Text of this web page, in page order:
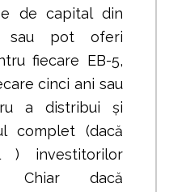
de capital din
sau pot oferi
fiecare EB-5,
cinci ani sau
a distribui și
complet (dacă
) investitorilor
Chiar dacă